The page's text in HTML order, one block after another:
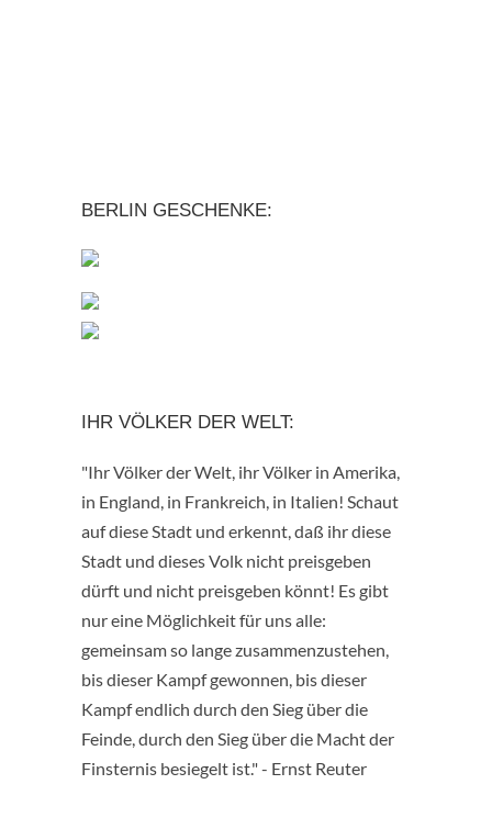
BERLIN GESCHENKE:
IHR VÖLKER DER WELT:
"Ihr Völker der Welt, ihr Völker in Amerika,
in England, in Frankreich, in Italien! Schaut
auf diese Stadt und erkennt, daß ihr diese
Stadt und dieses Volk nicht preisgeben
dürft und nicht preisgeben könnt! Es gibt
nur eine Möglichkeit für uns alle:
gemeinsam so lange zusammenzustehen,
bis dieser Kampf gewonnen, bis dieser
Kampf endlich durch den Sieg über die
Feinde, durch den Sieg über die Macht der
Finsternis besiegelt ist." - Ernst Reuter